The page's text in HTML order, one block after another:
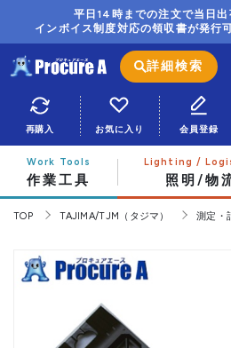
平日14時までの注文で当日
インボイス制度対応の領収書が発行
詳細検索
再購入 お気に入り 会員登録
作業工具 照明/物
TOP TAJIMA/TJM（タジマ） 測定・